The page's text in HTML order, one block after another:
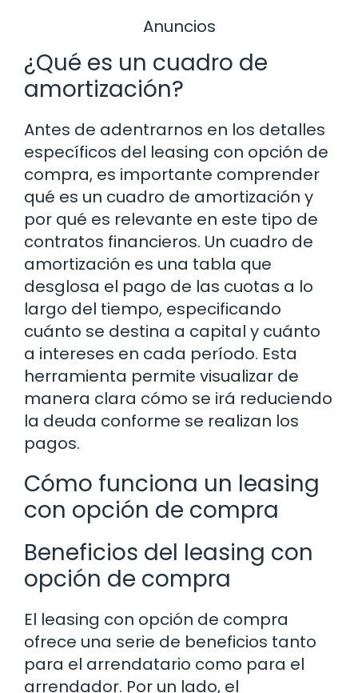
Anuncios
¿Qué es un cuadro de
amortización?
Antes de adentrarnos en los detalles
específicos del leasing con opción de
compra, es importante comprender
qué es un cuadro de amortización y
por qué es relevante en este tipo de
contratos financieros. Un cuadro de
amortización es una tabla que
desglosa el pago de las cuotas a lo
largo del tiempo, especificando
cuánto se destina a capital y cuánto
a intereses en cada período. Esta
herramienta permite visualizar de
manera clara cómo se irá reduciendo
la deuda conforme se realizan los
pagos.
Cómo funciona un leasing
con opción de compra
Beneficios del leasing con
opción de compra
El leasing con opción de compra
ofrece una serie de beneficios tanto
para el arrendatario como para el
arrendador. Por un lado, el